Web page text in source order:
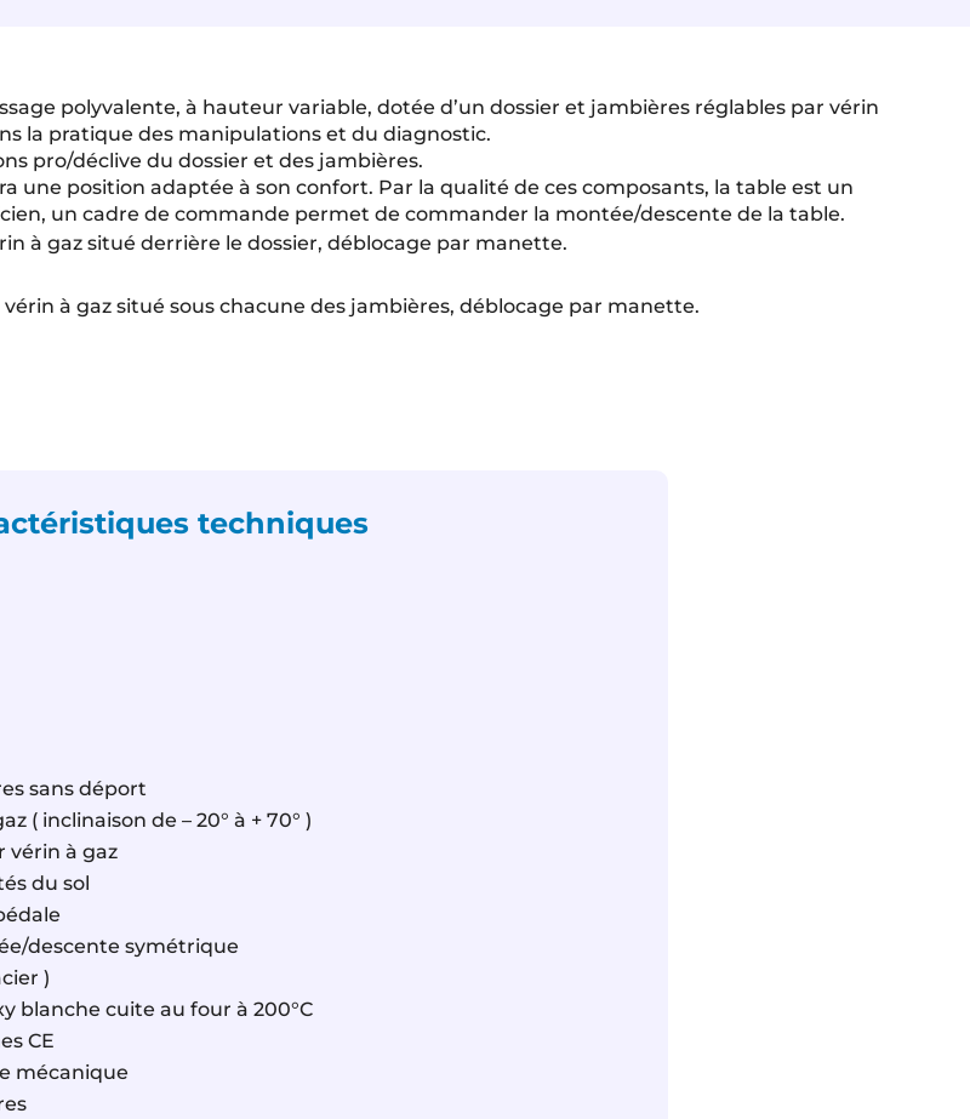
polyvalente, à hauteur variable, dotée d’un dossier et jambières réglables par vérin
la pratique des manipulations et du diagnostic.
pro/déclive du dossier et des jambières.
une position adaptée à son confort. Par la qualité de ces composants, la table est un
un cadre de commande permet de commander la montée/descente de la table.
à gaz situé derrière le dossier, déblocage par manette.
à gaz situé sous chacune des jambières, déblocage par manette.
techniques
sans déport
( inclinaison de – 20° à + 70° )
vérin à gaz
du sol
descente symétrique
)
blanche cuite au four à 200°C
CE
mécanique